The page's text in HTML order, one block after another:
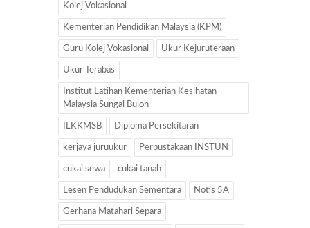
Kolej Vokasional
Kementerian Pendidikan Malaysia (KPM)
Guru Kolej Vokasional Ukur Kejuruteraan
Ukur Terabas
Institut Latihan Kementerian Kesihatan
Malaysia Sungai Buloh
ILKKMSB Diploma Persekitaran
kerjaya juruukur Perpustakaan INSTUN
cukai sewa cukai tanah
Lesen Pendudukan Sementara Notis 5A
Gerhana Matahari Separa